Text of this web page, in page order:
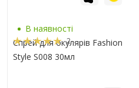
В наявності
2
Спрей для окулярів Fashion
Style S008 30мл